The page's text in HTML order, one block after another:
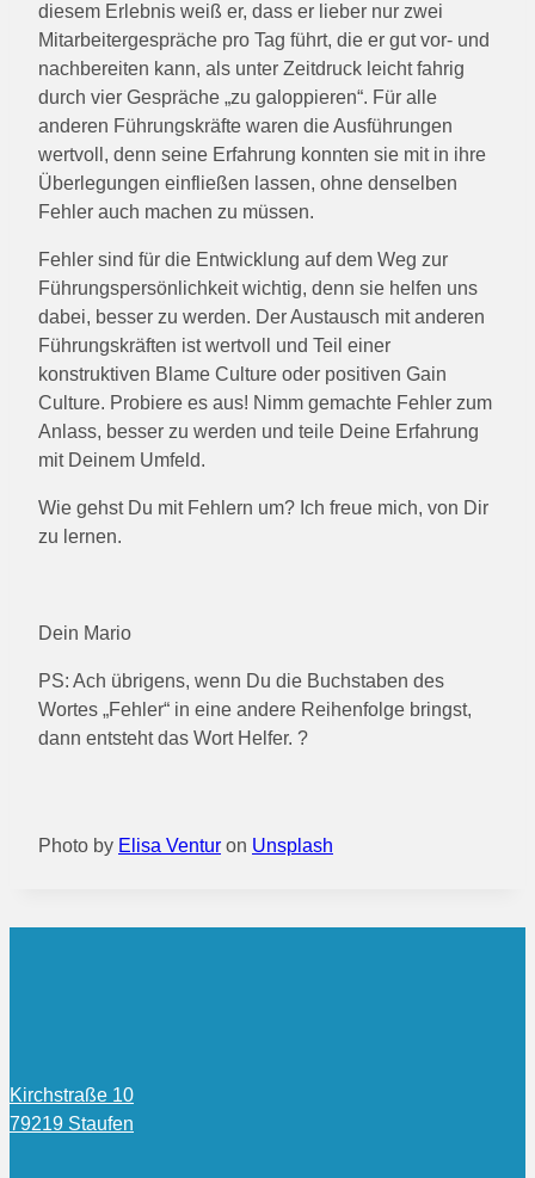
diesem Erlebnis weiß er, dass er lieber nur zwei
Mitarbeitergespräche pro Tag führt, die er gut vor- und
nachbereiten kann, als unter Zeitdruck leicht fahrig
durch vier Gespräche „zu galoppieren“. Für alle
anderen Führungskräfte waren die Ausführungen
wertvoll, denn seine Erfahrung konnten sie mit in ihre
Überlegungen einfließen lassen, ohne denselben
Fehler auch machen zu müssen.
Fehler sind für die Entwicklung auf dem Weg zur
Führungspersönlichkeit wichtig, denn sie helfen uns
dabei, besser zu werden. Der Austausch mit anderen
Führungskräften ist wertvoll und Teil einer
konstruktiven Blame Culture oder positiven Gain
Culture. Probiere es aus! Nimm gemachte Fehler zum
Anlass, besser zu werden und teile Deine Erfahrung
mit Deinem Umfeld.
Wie gehst Du mit Fehlern um? Ich freue mich, von Dir
zu lernen.
Dein Mario
PS: Ach übrigens, wenn Du die Buchstaben des
Wortes „Fehler“ in eine andere Reihenfolge bringst,
dann entsteht das Wort Helfer. ?
Photo by Elisa Ventur on Unsplash
Kirchstraße 10
79219 Staufen